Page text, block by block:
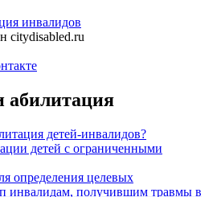
инвалидов
citydisabled.ru
абилитация
детей-инвалидов?
детей с ограниченными
определения целевых
инвалидам, получившим травмы в